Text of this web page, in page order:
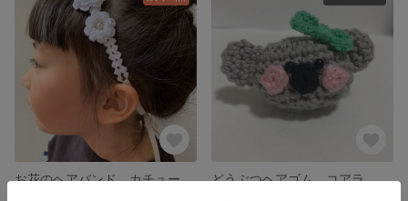
お花のヘアバンド カチューシャ 卒園式髪飾り 入学式髪飾り
どうぶつヘアゴム コアラ